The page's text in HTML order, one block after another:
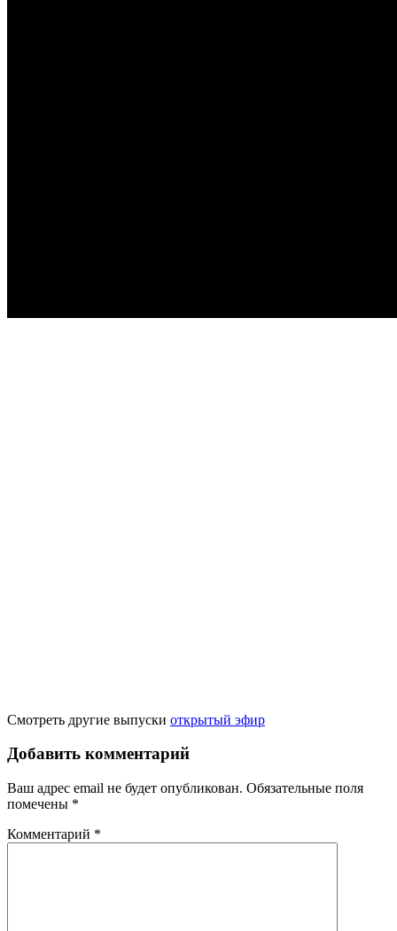
Смотреть другие выпуски открытый эфир
Добавить комментарий
Ваш адрес email не будет опубликован. Обязательные поля
помечены *
Комментарий *